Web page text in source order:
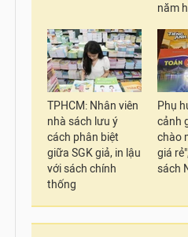
năm
TPHCM: Nhân viên
nhà sách lưu ý
cách phân biệt
giữa SGK giả, in lậu
với sách chính
thống
Phụ
cảnh
chào
giá
sách